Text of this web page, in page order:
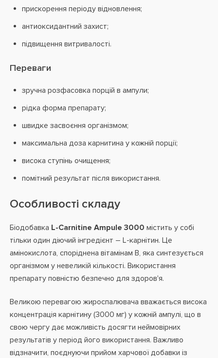
прискорення періоду відновлення;
антиоксидантний захист;
підвищення витривалості.
Переваги
зручна розфасовка порцій в ампули;
рідка форма препарату;
швидке засвоєння організмом;
максимальна доза карнитина у кожній порції;
висока ступінь очищення;
помітний результат після використання.
Особливості складу
Біодобавка L-Carnitine Ampule 3000 містить у собі
тільки один діючий інгредієнт – L-карнітин. Це
амінокислота, споріднена вітамінам B, яка синтезується
організмом у невеликій кількості. Використання
препарату повністю безпечно для здоров'я.
Великою перевагою жироспалювача вважається висока
концентрація карнітину (3000 мг) у кожній ампулі, що в
свою чергу дає можливість досягти неймовірних
результатів у період його використання. Важливо
відзначити, поєднуючи прийом харчової добавки із